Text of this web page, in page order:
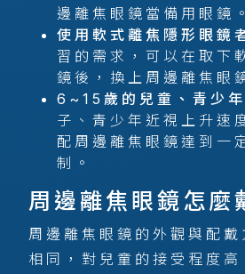
邊離焦眼鏡當備用眼鏡。
使用軟式離焦隱形眼鏡
習的需求，可以在取下
鏡後，換上周邊離焦眼
6~15歲的兒童、青少年
子、青少年近視上升速
配周邊離焦眼鏡達到一
制。
周邊離焦眼鏡怎麼
周邊離焦眼鏡的外觀與配
相同，對兒童的接受程度